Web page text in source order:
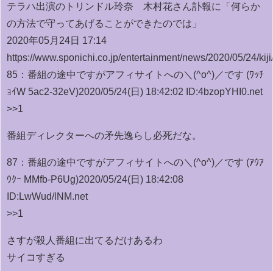
テラハ出演のトリンドル玲奈 木村花さん訃報に「何らか
の方法で守ってあげることができたのでは」
2020年05月24日 17:14
https://www.sponichi.co.jp/entertainment/news/2020/05/24/
85： 番組の途中ですがアフィサイトへの＼(^o^)／です (ﾜｯﾁ
ｮｲW 5ac2-32eV)2020/05/24(日) 18:42:02 ID:4bzopYHI0.net
>>1
番組ディレクターへの矛先逸らし必死だな。
87： 番組の途中ですがアフィサイトへの＼(^o^)／です (ｱｳｱ
ｳｸｰ MMfb-P6Ug)2020/05/24(日) 18:42:08
ID:LwWud/lNM.net
>>1
さすが殺人番組に出てるだけあるわ
サイコすぎる